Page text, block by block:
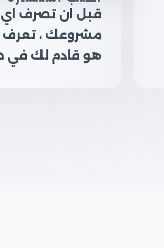
قبل ان تصرف اي
مشروعك ، تعرف
هو قادم لك في